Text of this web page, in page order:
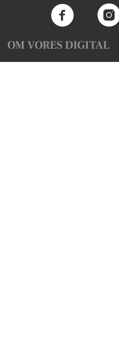
OM VORES DIGITAL